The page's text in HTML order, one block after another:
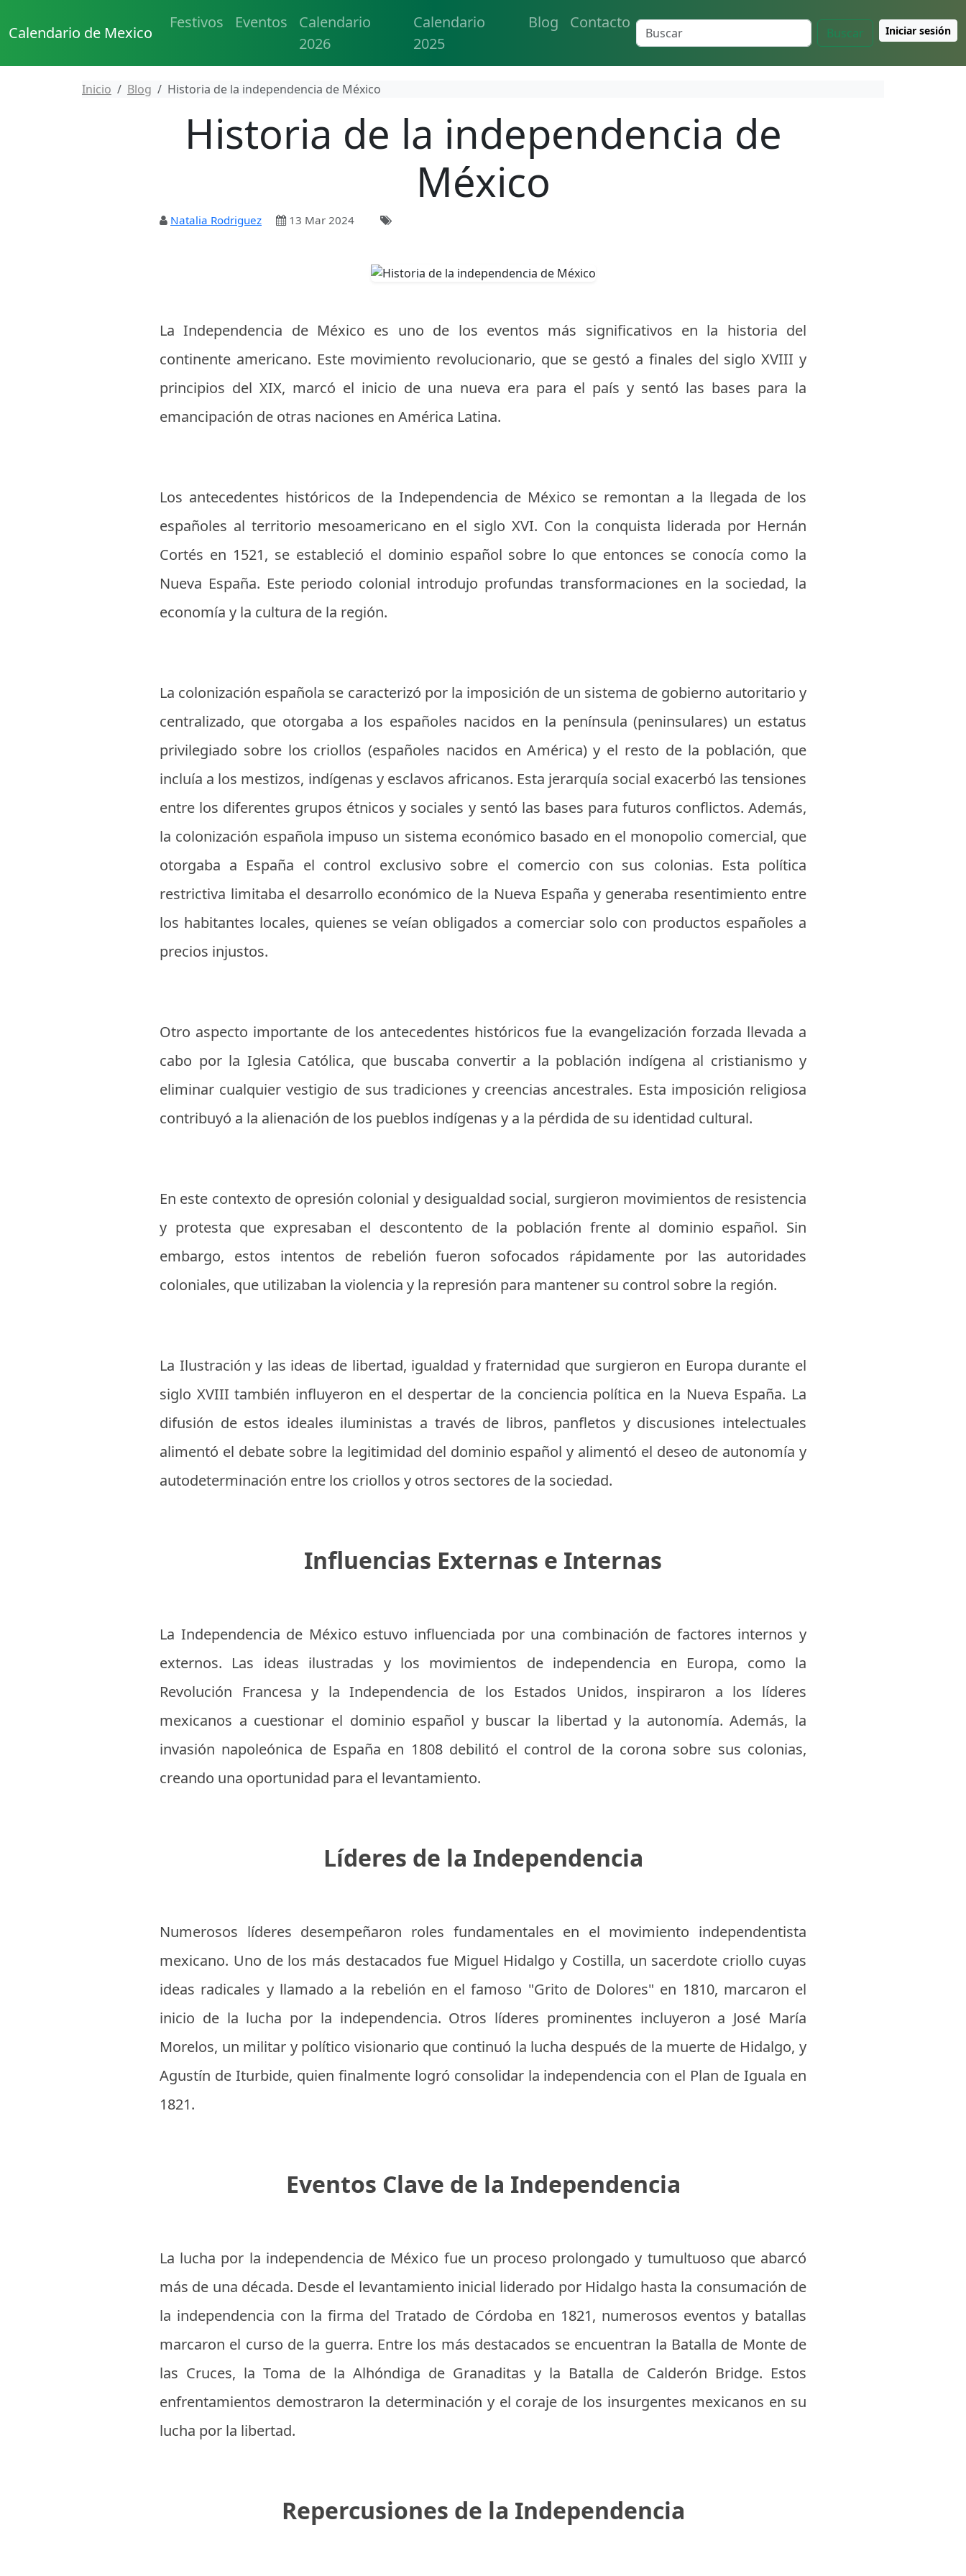
Calendario de Mexico
Festivos Eventos
Calendario
2026
Calendario
2025
Blog Contacto
Buscar Iniciar sesión
Inicio Blog Historia de la independencia de México
Historia de la independencia de
México
Natalia Rodriguez 13 Mar 2024
La Independencia de México es uno de los eventos más significativos en la historia del
continente americano. Este movimiento revolucionario, que se gestó a finales del siglo XVIII y
principios del XIX, marcó el inicio de una nueva era para el país y sentó las bases para la
emancipación de otras naciones en América Latina.
Los antecedentes históricos de la Independencia de México se remontan a la llegada de los
españoles al territorio mesoamericano en el siglo XVI. Con la conquista liderada por Hernán
Cortés en 1521, se estableció el dominio español sobre lo que entonces se conocía como la
Nueva España. Este periodo colonial introdujo profundas transformaciones en la sociedad, la
economía y la cultura de la región.
La colonización española se caracterizó por la imposición de un sistema de gobierno autoritario y
centralizado, que otorgaba a los españoles nacidos en la península (peninsulares) un estatus
privilegiado sobre los criollos (españoles nacidos en América) y el resto de la población, que
incluía a los mestizos, indígenas y esclavos africanos. Esta jerarquía social exacerbó las tensiones
entre los diferentes grupos étnicos y sociales y sentó las bases para futuros conflictos. Además,
la colonización española impuso un sistema económico basado en el monopolio comercial, que
otorgaba a España el control exclusivo sobre el comercio con sus colonias. Esta política
restrictiva limitaba el desarrollo económico de la Nueva España y generaba resentimiento entre
los habitantes locales, quienes se veían obligados a comerciar solo con productos españoles a
precios injustos.
Otro aspecto importante de los antecedentes históricos fue la evangelización forzada llevada a
cabo por la Iglesia Católica, que buscaba convertir a la población indígena al cristianismo y
eliminar cualquier vestigio de sus tradiciones y creencias ancestrales. Esta imposición religiosa
contribuyó a la alienación de los pueblos indígenas y a la pérdida de su identidad cultural.
En este contexto de opresión colonial y desigualdad social, surgieron movimientos de resistencia
y protesta que expresaban el descontento de la población frente al dominio español. Sin
embargo, estos intentos de rebelión fueron sofocados rápidamente por las autoridades
coloniales, que utilizaban la violencia y la represión para mantener su control sobre la región.
La Ilustración y las ideas de libertad, igualdad y fraternidad que surgieron en Europa durante el
siglo XVIII también influyeron en el despertar de la conciencia política en la Nueva España. La
difusión de estos ideales iluministas a través de libros, panfletos y discusiones intelectuales
alimentó el debate sobre la legitimidad del dominio español y alimentó el deseo de autonomía y
autodeterminación entre los criollos y otros sectores de la sociedad.
Influencias Externas e Internas
La Independencia de México estuvo influenciada por una combinación de factores internos y
externos. Las ideas ilustradas y los movimientos de independencia en Europa, como la
Revolución Francesa y la Independencia de los Estados Unidos, inspiraron a los líderes
mexicanos a cuestionar el dominio español y buscar la libertad y la autonomía. Además, la
invasión napoleónica de España en 1808 debilitó el control de la corona sobre sus colonias,
creando una oportunidad para el levantamiento.
Líderes de la Independencia
Numerosos líderes desempeñaron roles fundamentales en el movimiento independentista
mexicano. Uno de los más destacados fue Miguel Hidalgo y Costilla, un sacerdote criollo cuyas
ideas radicales y llamado a la rebelión en el famoso "Grito de Dolores" en 1810, marcaron el
inicio de la lucha por la independencia. Otros líderes prominentes incluyeron a José María
Morelos, un militar y político visionario que continuó la lucha después de la muerte de Hidalgo, y
Agustín de Iturbide, quien finalmente logró consolidar la independencia con el Plan de Iguala en
1821.
Eventos Clave de la Independencia
La lucha por la independencia de México fue un proceso prolongado y tumultuoso que abarcó
más de una década. Desde el levantamiento inicial liderado por Hidalgo hasta la consumación de
la independencia con la firma del Tratado de Córdoba en 1821, numerosos eventos y batallas
marcaron el curso de la guerra. Entre los más destacados se encuentran la Batalla de Monte de
las Cruces, la Toma de la Alhóndiga de Granaditas y la Batalla de Calderón Bridge. Estos
enfrentamientos demostraron la determinación y el coraje de los insurgentes mexicanos en su
lucha por la libertad.
Repercusiones de la Independencia